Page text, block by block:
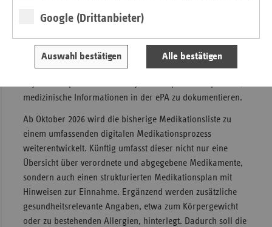
Google (Drittanbieter)
Auswahl bestätigen Alle bestätigen
nicht widersprochen haben, automatisch eine elektronische
Patientenakte (ePA). Schrittweise wird deren Nutzung
weiter ausgebaut. Seit Oktober 2025 sind Ärztinnen und
Ärzte, Zahnärztinnen und Zahnärzte sowie
medizinische Informationen in der ePA zu dokumentieren.
Ab Oktober 2026 wird die bisherige Medikationsliste zu
einem umfassenden digitalen Medikationsprozess
weiterentwickelt. Künftig umfasst dieser nicht nur eine
Übersicht über verordnete und abgegebene Medikamente,
sondern auch einen strukturierten Medikationsplan mit
Hinweisen zur Einnahme. Ergänzend werden zusätzliche
gesundheitsrelevante Angaben, etwa zum Körpergewicht
oder zu bestehenden Allergien, hinterlegt. Dadurch soll die